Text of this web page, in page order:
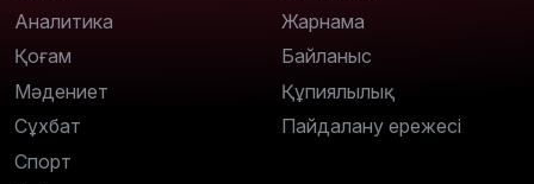
Аналитика
Қоғам
Мәдениет
Сұхбат
Спорт
Жарнама
Байланыс
Құпиялылық
Пайдалану ережесі